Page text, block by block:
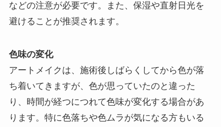
などの注意が必要です。また、保湿や直射日光を
避けることが推奨されます。
色味の変化
アートメイクは、施術後しばらくしてから色が落
ち着いてきますが、色が思っていたのと違った
り、時間が経つにつれて色味が変化する場合があ
ります。特に色落ちや色ムラが気になる方もいる